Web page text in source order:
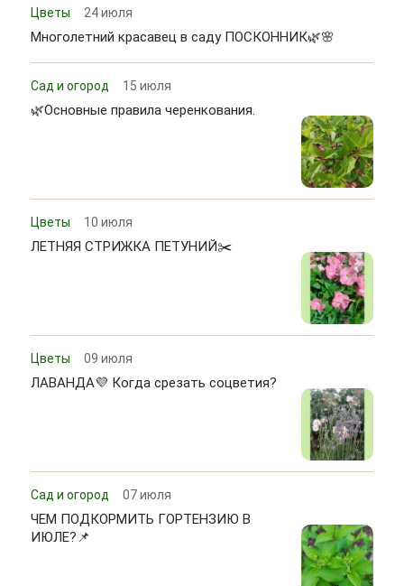
Цветы 24 июля
Многолетний красавец в саду ПОСКОННИК🌿🌸
Сад и огород 15 июля
🌿Основные правила черенкования.
Цветы 10 июля
ЛЕТНЯЯ СТРИЖКА ПЕТУНИЙ✂️
Цветы 09 июля
ЛАВАНДА💜 Когда срезать соцветия?
Сад и огород 07 июля
ЧЕМ ПОДКОРМИТЬ ГОРТЕНЗИЮ В
ИЮЛЕ?📌